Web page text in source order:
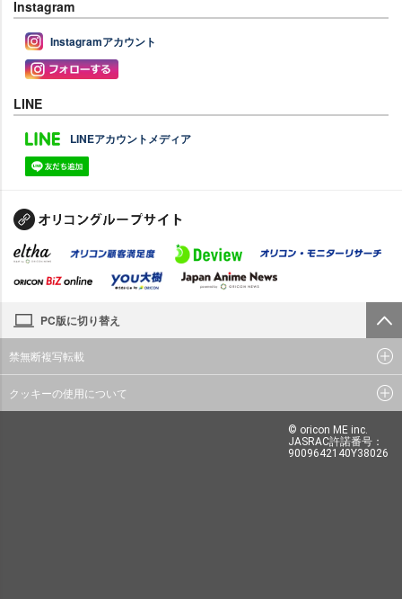
Instagram
Instagramアカウント
LINE
LINEアカウントメディア
PC版に切り替え
禁無断複写転載
クッキーの使用について
© oricon ME inc.
JASRAC許諾番号：
9009642140Y38026